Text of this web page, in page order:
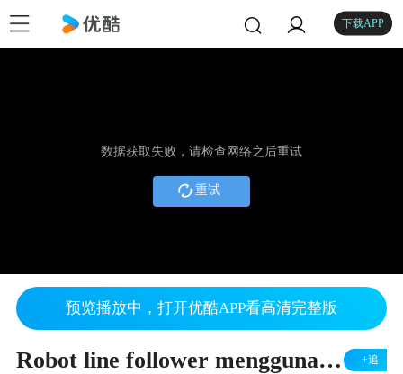
下载APP
数据获取失败，请检查网络之后重试
重试
预览播放中，打开优酷APP看高清完整版
Robot line follower menggunakan nuvuton ARM +追